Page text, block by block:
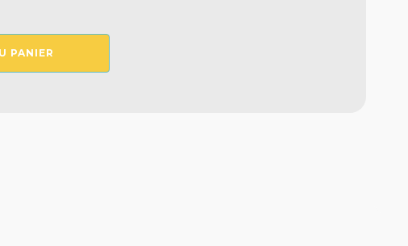
PANIER